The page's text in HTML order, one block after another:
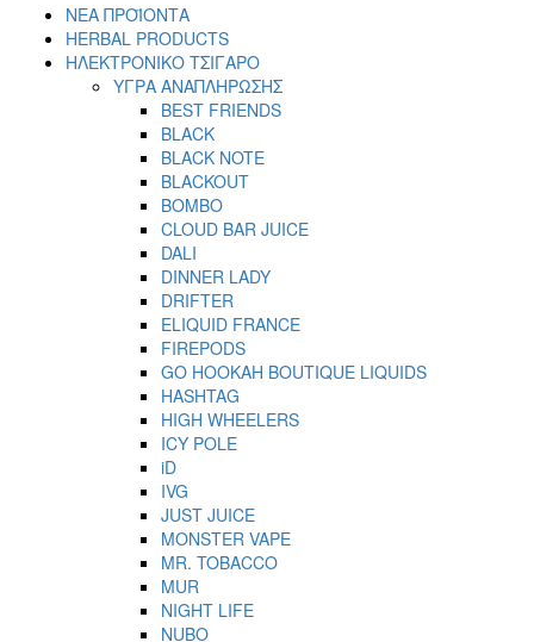
ΝΕΑ ΠΡΟΪΟΝΤΑ
HERBAL PRODUCTS
ΗΛΕΚΤΡΟΝΙΚΟ ΤΣΙΓΑΡΟ
ΥΓΡΑ ΑΝΑΠΛΗΡΩΣΗΣ
BEST FRIENDS
BLACK
BLACK NOTE
BLACKOUT
BOMBO
CLOUD BAR JUICE
DALI
DINNER LADY
DRIFTER
ELIQUID FRANCE
FIREPODS
GO HOOKAH BOUTIQUE LIQUIDS
HASHTAG
HIGH WHEELERS
ICY POLE
iD
IVG
JUST JUICE
MONSTER VAPE
MR. TOBACCO
MUR
NIGHT LIFE
NUBO